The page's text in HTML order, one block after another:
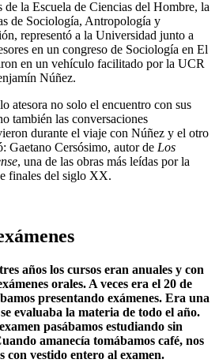
de la Escuela de Ciencias del Hombre, la
de Sociología, Antropología y
representó a la Universidad junto a
en un congreso de Sociología en El
en un vehículo facilitado por la UCR
Núñez.
atesora no solo el encuentro con sus
también las conversaciones
durante el viaje con Núñez y el otro
Gaetano Cersósimo, autor de Los
, una de las obras más leídas por la
finales del siglo XX.
años los cursos eran anuales y con
orales. A veces era el 20 de
presentando exámenes. Era una
evaluaba la materia de todo el año.
pasábamos estudiando sin
amanecía tomábamos café, nos
con vestido entero al examen.